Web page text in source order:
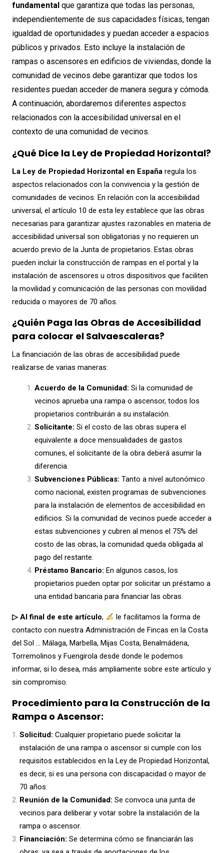
fundamental que garantiza que todas las personas,
independientemente de sus capacidades físicas, tengan
igualdad de oportunidades y puedan acceder a espacios
públicos y privados. Esto incluye la instalación de
rampas o ascensores en edificios de viviendas, donde la
comunidad de vecinos debe garantizar que todos los
residentes puedan acceder de manera segura y cómoda.
A continuación, abordaremos diferentes aspectos
relacionados con la accesibilidad universal en el
contexto de una comunidad de vecinos.
¿Qué Dice la Ley de Propiedad Horizontal?
La Ley de Propiedad Horizontal en Españaregula los
aspectos relacionados con la convivencia y la gestión de
comunidades de vecinos. En relación con la accesibilidad
universal, el artículo 10 de esta ley establece que las obras
necesarias para garantizar ajustes razonables en materia de
accesibilidad universal son obligatorias y no requieren un
acuerdo previo de la Junta de propietarios. Estas obras
pueden incluir la construcción de rampas en el portal y la
instalación de ascensores u otros dispositivos que faciliten
la movilidad y comunicación de las personas con movilidad
reducida o mayores de 70 años.
¿Quién Paga las Obras de Accesibilidad
para colocar el Salvaescaleras?
La financiación de las obras de accesibilidad puede
realizarse de varias maneras:
Acuerdo de la Comunidad: Si la comunidad de
vecinos aprueba una rampa o ascensor, todos los
propietarios contribuirán a su instalación.
Solicitante: Si el costo de las obras supera el
equivalente a doce mensualidades de gastos
comunes, el solicitante de la obra deberá asumir la
diferencia.
Subvenciones Públicas: Tanto a nivel autonómico
como nacional, existen programas de subvenciones
para la instalación de elementos de accesibilidad en
edificios. Si la comunidad de vecinos puede acceder a
estas subvenciones y cubren al menos el 75% del
costo de las obras, la comunidad queda obligada al
pago del restante.
Préstamo Bancario: En algunos casos, los
propietarios pueden optar por solicitar un préstamo a
una entidad bancaria para financiar las obras.
▷ Al final de este artículo,
le facilitamos la forma de
contacto con nuestra Administración de Fincas en la Costa
del Sol … Málaga, Marbella, Mijas Costa, Benalmádena,
Torremolinos y Fuengirola desde donde le podemos
informar, si lo desea, más ampliamente sobre este artículo y
sin compromiso.
Procedimiento para la Construcción de la
Rampa o Ascensor:
Solicitud: Cualquier propietario puede solicitar la
instalación de una rampa o ascensor si cumple con los
requisitos establecidos en la Ley de Propiedad Horizontal,
es decir, si es una persona con discapacidad o mayor de
70 años.
Reunión de la Comunidad: Se convoca una junta de
vecinos para deliberar y votar sobre la instalación de la
rampa o ascensor.
Financiación: Se determina cómo se financiarán las